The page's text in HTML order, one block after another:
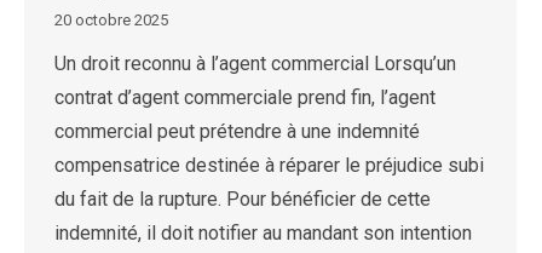
20 octobre 2025
Un droit reconnu à l’agent commercial Lorsqu’un
contrat d’agent commerciale prend fin, l’agent
commercial peut prétendre à une indemnité
compensatrice destinée à réparer le préjudice subi
du fait de la rupture. Pour bénéficier de cette
indemnité, il doit notifier au mandant son intention